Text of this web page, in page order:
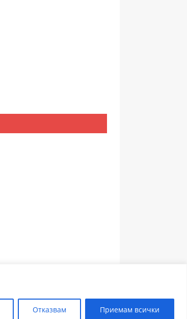
Отказвам Приемам всички
ЗЪБОЛЕКАР ПЛОВДИВ